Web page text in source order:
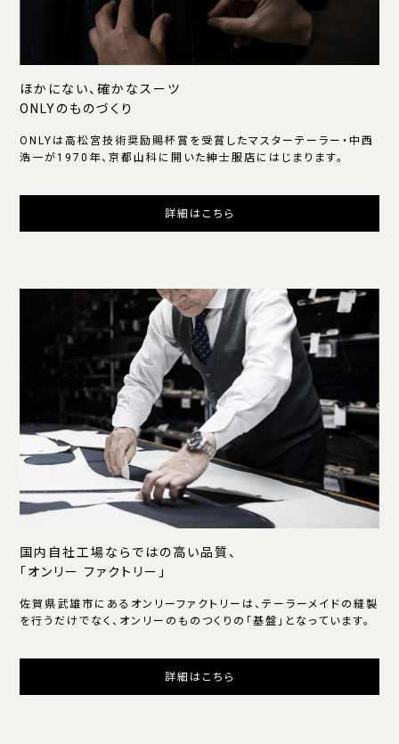
ほかにない、確かなスーツ
ONLYのものづくり
ONLYは高松宮技術奨励賜杯賞を受賞したマスターテーラー・中西
浩一が1970年、京都山科に開いた紳士服店にはじまります。
詳細はこちら
国内自社工場ならではの高い品質、
「オンリー ファクトリー」
佐賀県武雄市にあるオンリーファクトリーは、テーラーメイドの縫製
を行うだけでなく、オンリーのものつくりの「基盤」となっています。
詳細はこちら